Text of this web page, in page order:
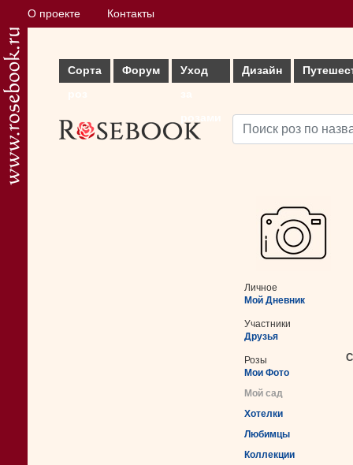
О проекте Контакты
Сорта
Форум
Уход
Дизайн
Личное
Мой Дневник
Участники
Друзья
Розы
Мои Фото
Мой сад
Хотелки
Любимцы
Коллекции